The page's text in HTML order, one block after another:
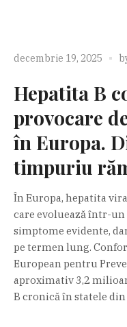
decembrie 19, 2025
Hepatita B
provocare
în Europa.
timpuriu
În Europa, hepatita
care evoluează într-un
simptome evidente,
pe termen lung.
European pentru
aproximativ 3,2
B cronică în statele din